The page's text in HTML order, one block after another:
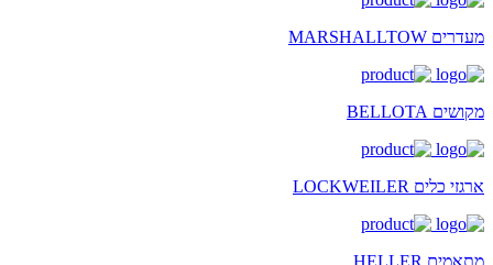
מעדרים MARSHALLTOW
מקושים BELLOTA
ארגזי כלים LOCKWEILER
מתאמים HELLER